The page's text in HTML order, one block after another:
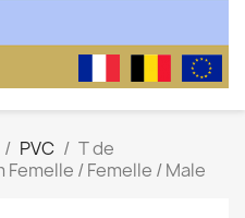
PVC
T de
/ Femelle / Male